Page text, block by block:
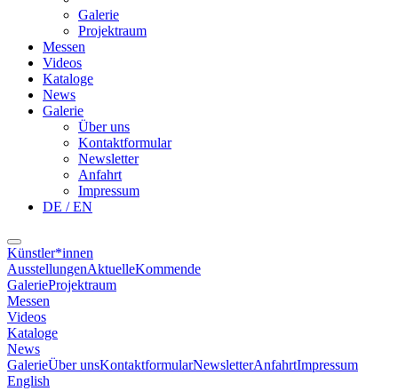
Galerie
Projektraum
Messen
Videos
Kataloge
News
Galerie
Über uns
Kontaktformular
Newsletter
Anfahrt
Impressum
DE / EN
Künstler*innen
AusstellungenAktuelleKommende
GalerieProjektraum
Messen
Videos
Kataloge
News
GalerieÜber unsKontaktformularNewsletterAnfahrtImpressum
English